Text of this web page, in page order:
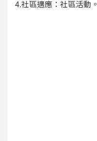
4.社區適應：社區活動。